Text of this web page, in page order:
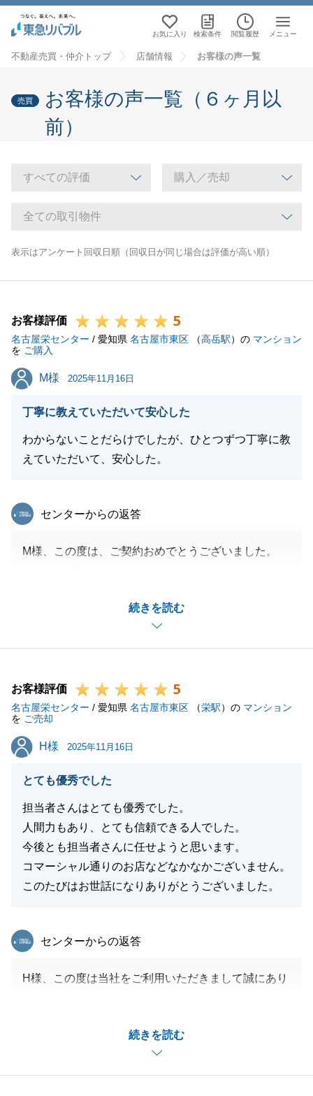
お気に入り 検索条件 閲覧履歴 メニュー
不動産売買・仲介トップ 店舗情報 お客様の声一覧
売買
お客様の声一覧（６ヶ月以
前）
表示はアンケート回収日順（回収日が同じ場合は評価が高い順）
お客様評価 5
名古屋栄センター / 愛知県 名古屋市東区 （高岳駅）の マンション
を ご購入
M様
M様 2025年11月16日
丁寧に教えていただいて安心した
わからないことだらけでしたが、ひとつずつ丁寧に教
えていただいて、安心した。
続きを読む
東急リバブル
センターからの返答
M様、この度は、ご契約おめでとうございました。
どんな些細なことでも構いませんので、不動産のお困
りごとがある際は、是非お力添えさせていただけます
と幸いでございます。引き続き、よろしくお願い申し
お客様評価 5
名古屋栄センター / 愛知県 名古屋市東区 （栄駅）の マンション
を ご売却
H様
H様 2025年11月16日
とても優秀でした
担当者さんはとても優秀でした。
人間力もあり、とても信頼できる人でした。
今後とも担当者さんに任せようと思います。
コマーシャル通りのお店などなかなかございません。
このたびはお世話になりありがとうございました。
続きを読む
東急リバブル
センターからの返答
H様、この度は当社をご利用いただきまして誠にあり
事お取引を終えることができ、大変うれしく思ってお
また、不動産に関するお悩み事がございましたら、お